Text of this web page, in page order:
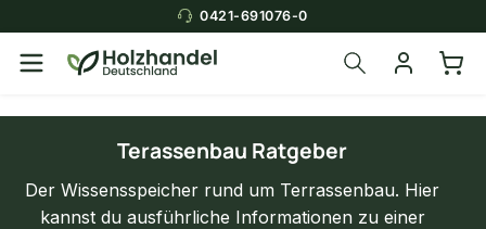
0421-691076-0
Über die Suche findest du in
Terassenbau Ratgeber
Der Wissensspeicher rund um Terrassenbau. Hier
kannst du ausführliche Informationen zu einer